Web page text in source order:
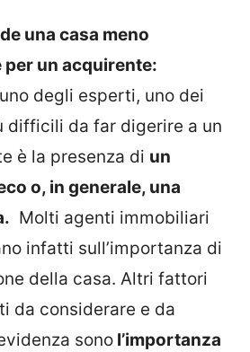
una casa meno
un acquirente:
degli esperti, uno dei
difficili da far digerire a un
è la presenza di un
o, in generale, una
Molti agenti immobiliari
infatti sull’importanza di
della casa. Altri fattori
da considerare e da
sono l’importanza